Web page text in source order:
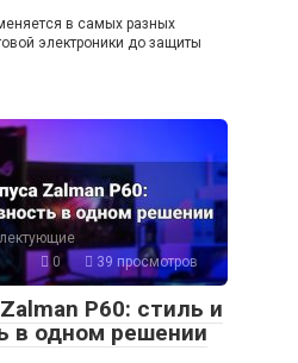
в самых разных
электроники до защиты
0
39 просмотров
P60: стиль и
в одном решении